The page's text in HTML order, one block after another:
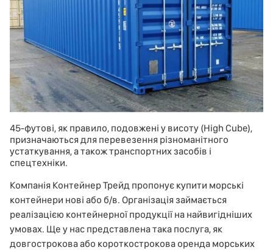
45-футові, як правило, подовжені у висоту (High Cube),
призначаються для перевезення різноманітного
устаткування, а також транспортних засобів і
спецтехніки.
Компанія Контейнер Трейд пропонує купити морські
контейнери нові або б/в. Організація займається
реалізацією контейнерної продукції на найвигідніших
умовах. Ще у нас представлена така послуга, як
довгострокова або короткострокова оренда морських